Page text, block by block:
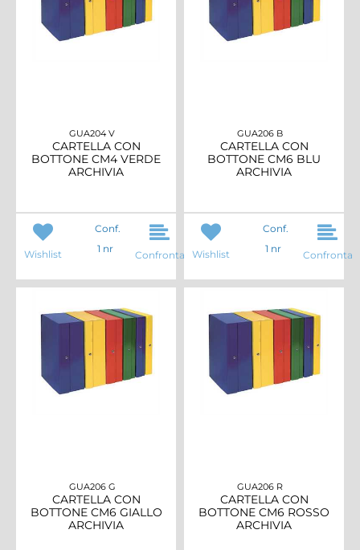
GUA204 V
CARTELLA CON
BOTTONE CM4 VERDE
ARCHIVIA
Wishlist
Conf.
1 nr
Confronta
GUA206 B
CARTELLA CON
BOTTONE CM6 BLU
ARCHIVIA
Wishlist
Conf.
1 nr
Confronta
GUA206 G
CARTELLA CON
BOTTONE CM6 GIALLO
ARCHIVIA
GUA206 R
CARTELLA CON
BOTTONE CM6 ROSSO
ARCHIVIA